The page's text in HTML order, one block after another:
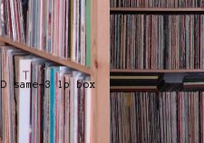
same-3 lp box